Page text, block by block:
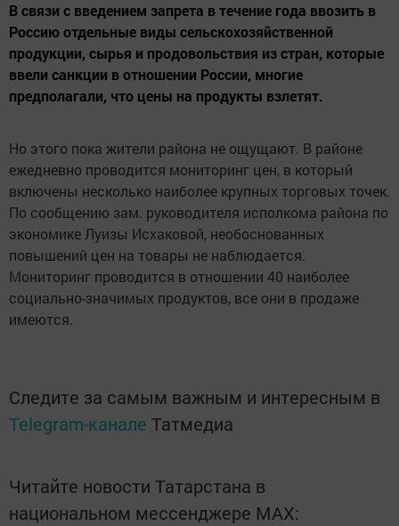
В связи с введением запрета в течение года ввозить в
Россию отдельные виды сельскохозяйственной
продукции, сырья и продовольствия из стран, которые
ввели санкции в отношении России, многие
предполагали, что цены на продукты взлетят.
Но этого пока жители района не ощущают. В районе
ежедневно проводится мониторинг цен, в который
включены несколько наиболее крупных торговых точек.
По сообщению зам. руководителя исполкома района по
экономике Луизы Исхаковой, необоснованных
повышений цен на товары не наблюдается.
Мониторинг проводится в отношении 40 наиболее
социально-значимых продуктов, все они в продаже
имеются.
Следите за самым важным и интересным в
Telegram-канале Татмедиа
Читайте новости Татарстана в
национальном мессенджере MАХ: